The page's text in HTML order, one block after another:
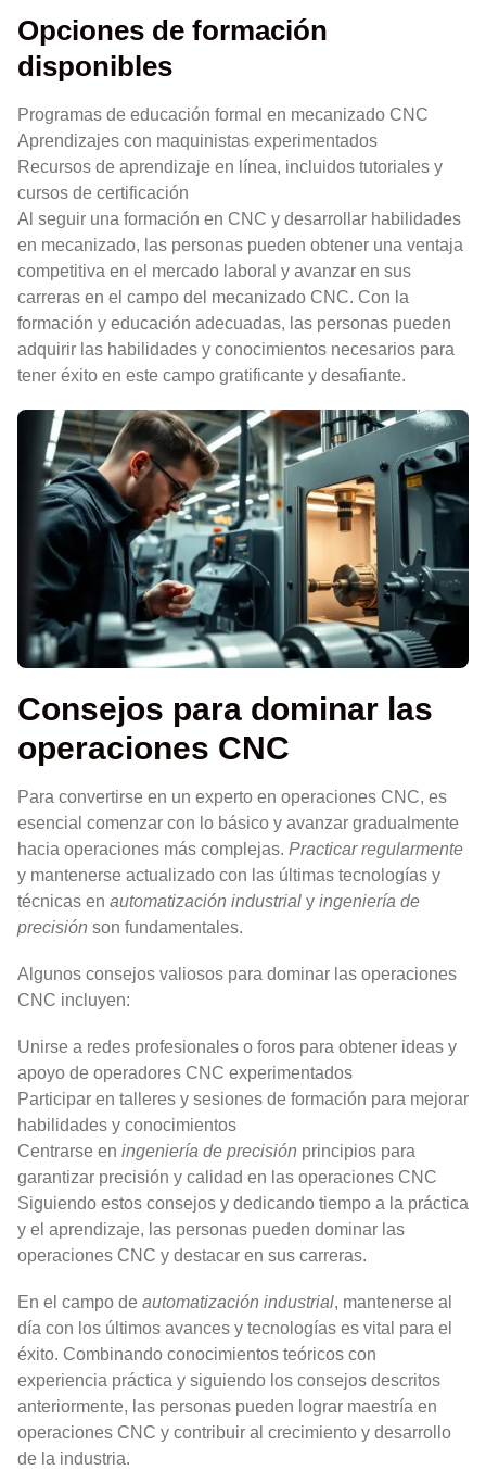
Opciones de formación
disponibles
Programas de educación formal en mecanizado CNC
Aprendizajes con maquinistas experimentados
Recursos de aprendizaje en línea, incluidos tutoriales y
cursos de certificación
Al seguir una formación en CNC y desarrollar habilidades
en mecanizado, las personas pueden obtener una ventaja
competitiva en el mercado laboral y avanzar en sus
carreras en el campo del mecanizado CNC. Con la
formación y educación adecuadas, las personas pueden
adquirir las habilidades y conocimientos necesarios para
tener éxito en este campo gratificante y desafiante.
Consejos para dominar las
operaciones CNC
Para convertirse en un experto en operaciones CNC, es
esencial comenzar con lo básico y avanzar gradualmente
hacia operaciones más complejas. Practicar regularmente
y mantenerse actualizado con las últimas tecnologías y
técnicas en automatización industrial y ingeniería de
precisión son fundamentales.
Algunos consejos valiosos para dominar las operaciones
CNC incluyen:
Unirse a redes profesionales o foros para obtener ideas y
apoyo de operadores CNC experimentados
Participar en talleres y sesiones de formación para mejorar
habilidades y conocimientos
Centrarse en ingeniería de precisión principios para
garantizar precisión y calidad en las operaciones CNC
Siguiendo estos consejos y dedicando tiempo a la práctica
y el aprendizaje, las personas pueden dominar las
operaciones CNC y destacar en sus carreras.
En el campo de automatización industrial, mantenerse al
día con los últimos avances y tecnologías es vital para el
éxito. Combinando conocimientos teóricos con
experiencia práctica y siguiendo los consejos descritos
anteriormente, las personas pueden lograr maestría en
operaciones CNC y contribuir al crecimiento y desarrollo
de la industria.